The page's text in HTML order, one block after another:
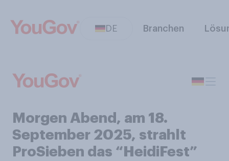
DE Branchen
Morgen Abend, am 18.
September 2025, strahlt
ProSieben das “HeidiFest”